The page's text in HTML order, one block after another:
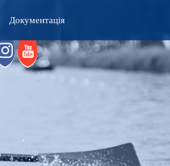
Документація